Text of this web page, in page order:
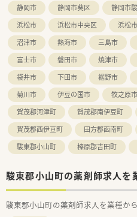
静岡市 静岡市葵区 静岡市
浜松市
浜松市中央区 浜松
沼津市
熱海市 三島市
富士市
磐田市 焼津市
袋井市
下田市 裾野市
菊川市
伊豆の国市 牧之原市
賀茂郡河津町
賀茂郡南伊豆町
賀茂郡西伊豆町
田方郡函南町
駿東郡小山町
榛原郡吉田町
駿東郡小山町の薬剤師求人を
駿東郡小山町の薬剤師求人を業種か